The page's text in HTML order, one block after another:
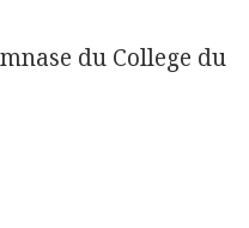
du College du